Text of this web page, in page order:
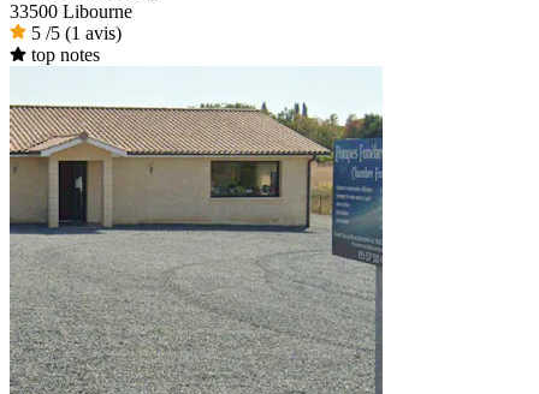
33500 Libourne
5 /5 (1 avis)
top notes